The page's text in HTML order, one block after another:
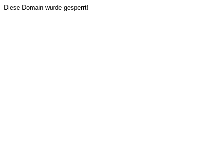
Diese Domain wurde gesperrt!